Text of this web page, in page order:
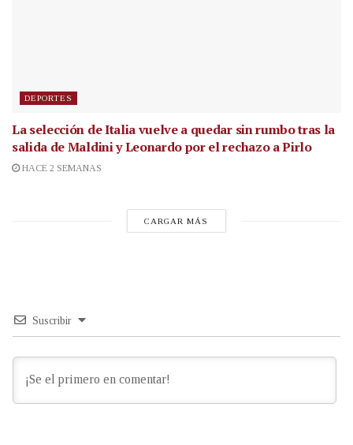
DEPORTES
La selección de Italia vuelve a quedar sin rumbo tras la
salida de Maldini y Leonardo por el rechazo a Pirlo
HACE 2 SEMANAS
CARGAR MÁS
Suscribir